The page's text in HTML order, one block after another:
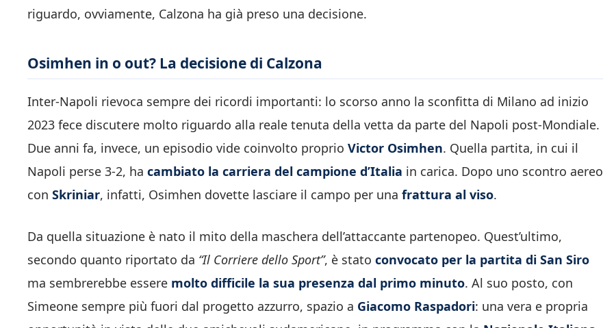
riguardo, ovviamente, Calzona ha già preso una decisione.
Osimhen in o out? La decisione di Calzona
Inter-Napoli rievoca sempre dei ricordi importanti: lo scorso anno la sconfitta di Milano ad inizio
2023 fece discutere molto riguardo alla reale tenuta della vetta da parte del Napoli post-Mondiale.
Due anni fa, invece, un episodio vide coinvolto proprio Victor Osimhen. Quella partita, in cui il
Napoli perse 3-2, ha cambiato la carriera del campione d’Italia in carica. Dopo uno scontro aereo
con Skriniar, infatti, Osimhen dovette lasciare il campo per una frattura al viso.
Da quella situazione è nato il mito della maschera dell’attaccante partenopeo. Quest’ultimo,
secondo quanto riportato da “Il Corriere dello Sport”, è stato convocato per la partita di San Siro
ma sembrerebbe essere molto difficile la sua presenza dal primo minuto. Al suo posto, con
Simeone sempre più fuori dal progetto azzurro, spazio a Giacomo Raspadori: una vera e propria